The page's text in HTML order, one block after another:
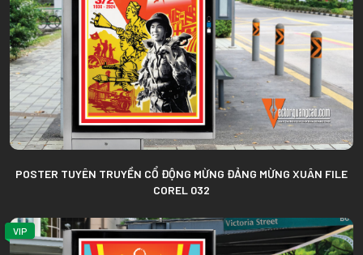
POSTER TUYÊN TRUYỀN CỔ ĐỘNG MỪNG ĐẢNG MỪNG XUÂN FILE
COREL 032
VIP